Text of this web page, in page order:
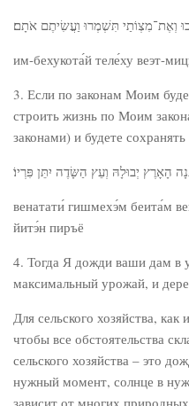
וְאֶת־מִצְוֹתַי תִּשְׁמְרוּ וַעֲשִׂיתֶם אֹתָם׃
им-бехукота́й теле́ху веэт-
3. Если по законам Моим
строить жизнь по Моим
законами) и будете
הָאָרֶץ יְבוּלָהּ וְעֵץ הַשָּׂדֶה יִתֵּן פִּרְיוֹ׃
венатати́ гишмехэ́м беита́м
йитэ́н пиръё
4. Тогда Я дожди ваши дам в
максимальный урожай, и
Для сельского хозяйства,
чтобы все обстоятельства
сельского хозяйства – это
нужный момент, солнце в
зависит от многих